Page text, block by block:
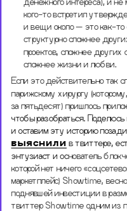
кого-то встретил
и вещи около — это как-то
структурно сложнее
проектов, сложнее других
сложнее жизни и любви.
Если это действительно так
парижскому хирургу
за пятьдесят) пришлось
чтобы разобраться.
и оставим эту историю
выяснили в твиттере,
энтузиаст и основатель
которой нет ничего
маркетплейс) Showtime,
поднявшей инвестиции в
твиттер Showtime одним из